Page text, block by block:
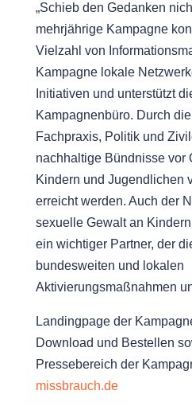
„Schieb den Gedanken
mehrjährige Kampagne
Vielzahl von
Kampagne lokale
Initiativen und unterstützt
Kampagnenbüro. Durch
Fachpraxis, Politik und
nachhaltige Bündnisse vor
Kindern und Jugendlichen
erreicht werden. Auch der
sexuelle Gewalt an
ein wichtiger Partner, der
bundesweiten und lokalen
Aktivierungsmaßnahmen
Landingpage der
Download und Bestellen
Pressebereich der
missbrauch.de